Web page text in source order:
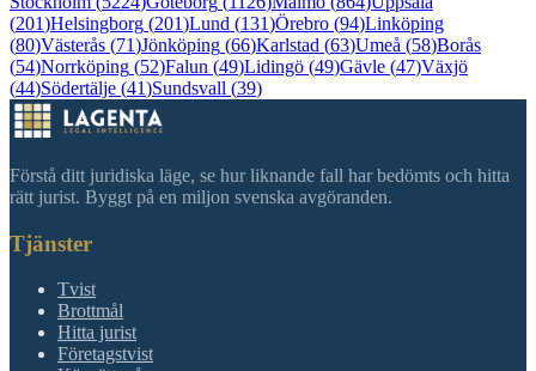
(201)Helsingborg (201)Lund (131)Örebro (94)Linköping
(80)Västerås (71)Jönköping (66)Karlstad (63)Umeå (58)Borås
(54)Norrköping (52)Falun (49)Lidingö (49)Gävle (47)Växjö
(44)Södertälje (41)Sundsvall (39)
Förstå ditt juridiska läge, se hur liknande fall har bedömts och hitta
rätt jurist. Byggt på en miljon svenska avgöranden.
Tjänster
Tvist
Brottmål
Hitta jurist
Företagstvist